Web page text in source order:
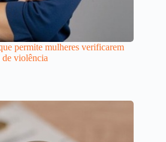
permite mulheres verificarem
de violência